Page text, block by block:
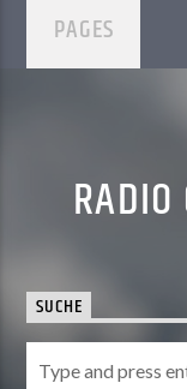
PAGES
SUCHE